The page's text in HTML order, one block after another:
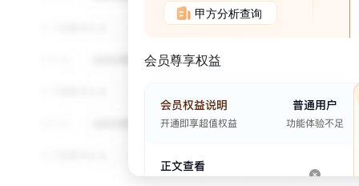
甲方分析查询
会员尊享权益